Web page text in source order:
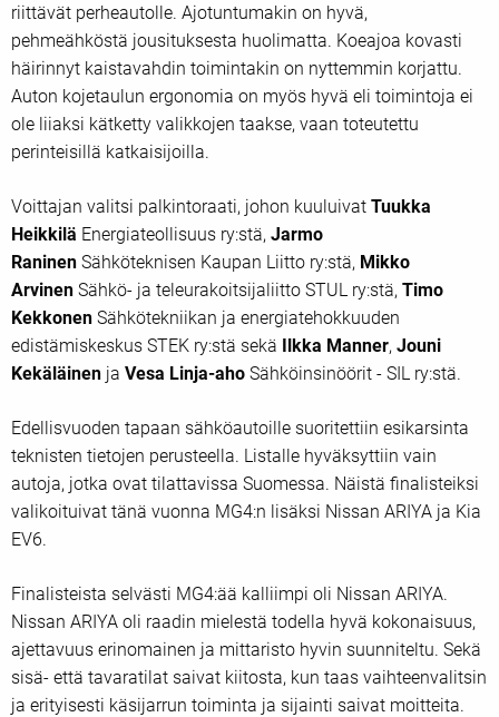
riittävät perheautolle. Ajotuntumakin on hyvä,
pehmeähköstä jousituksesta huolimatta. Koeajoa kovasti
häirinnyt kaistavahdin toimintakin on nyttemmin korjattu.
Auton kojetaulun ergonomia on myös hyvä eli toimintoja ei
ole liiaksi kätketty valikkojen taakse, vaan toteutettu
perinteisillä katkaisijoilla.
Voittajan valitsi palkintoraati, johon kuuluivat Tuukka
Heikkilä Energiateollisuus ry:stä, Jarmo
Raninen Sähköteknisen Kaupan Liitto ry:stä, Mikko
Arvinen Sähkö- ja teleurakoitsijaliitto STUL ry:stä, Timo
Kekkonen Sähkötekniikan ja energiatehokkuuden
edistämiskeskus STEK ry:stä sekä Ilkka Manner, Jouni
Kekäläinen ja Vesa Linja-aho Sähköinsinöörit - SIL ry:stä.
Edellisvuoden tapaan sähköautoille suoritettiin esikarsinta
teknisten tietojen perusteella. Listalle hyväksyttiin vain
autoja, jotka ovat tilattavissa Suomessa. Näistä finalisteiksi
valikoituivat tänä vuonna MG4:n lisäksi Nissan ARIYA ja Kia
EV6.
Finalisteista selvästi MG4:ää kalliimpi oli Nissan ARIYA.
Nissan ARIYA oli raadin mielestä todella hyvä kokonaisuus,
ajettavuus erinomainen ja mittaristo hyvin suunniteltu. Sekä
sisä- että tavaratilat saivat kiitosta, kun taas vaihteenvalitsin
ja erityisesti käsijarrun toiminta ja sijainti saivat moitteita.